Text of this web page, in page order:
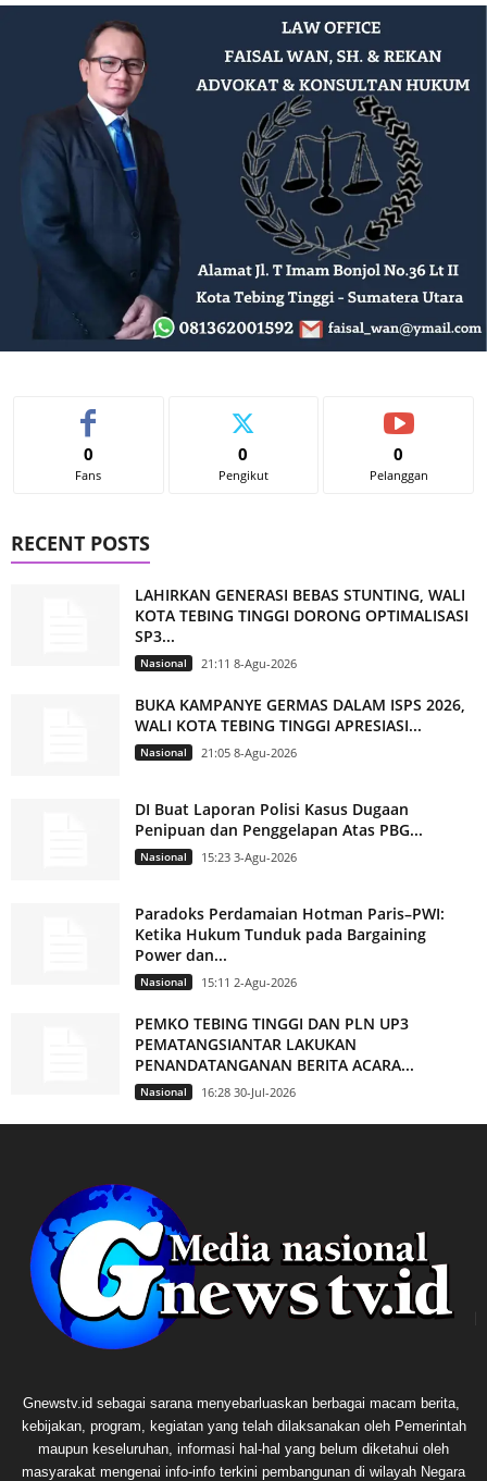
0
Fans
0
Pengikut
0
Pelanggan
RECENT POSTS
LAHIRKAN GENERASI BEBAS STUNTING, WALI
KOTA TEBING TINGGI DORONG OPTIMALISASI
SP3...
Nasional 21:11 8-Agu-2026
BUKA KAMPANYE GERMAS DALAM ISPS 2026,
WALI KOTA TEBING TINGGI APRESIASI...
Nasional 21:05 8-Agu-2026
DI Buat Laporan Polisi Kasus Dugaan
Penipuan dan Penggelapan Atas PBG...
Nasional 15:23 3-Agu-2026
Paradoks Perdamaian Hotman Paris–PWI:
Ketika Hukum Tunduk pada Bargaining
Power dan...
Nasional 15:11 2-Agu-2026
PEMKO TEBING TINGGI DAN PLN UP3
PEMATANGSIANTAR LAKUKAN
PENANDATANGANAN BERITA ACARA...
Nasional 16:28 30-Jul-2026
Gnewstv.id sebagai sarana menyebarluaskan berbagai macam berita,
kebijakan, program, kegiatan yang telah dilaksanakan oleh Pemerintah
maupun keseluruhan, informasi hal-hal yang belum diketahui oleh
masyarakat mengenai info-info terkini pembangunan di wilayah Negara